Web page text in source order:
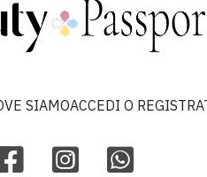
SIAMOACCEDI O